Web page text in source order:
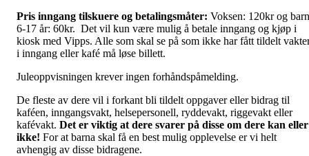
Pris inngang tilskuere og betalingsmåter: Voksen: 120kr og barn
6-17 år: 60kr. Det vil kun være mulig å betale inngang og kjøp i
kiosk med Vipps. Alle som skal se på som ikke har fått tildelt
i inngang eller kafé må løse billett.
Juleoppvisningen krever ingen forhåndspåmelding.
De fleste av dere vil i forkant bli tildelt oppgaver eller bidrag til
kaféen, inngangsvakt, helsepersonell, ryddevakt, riggevakt eller
kafévakt. Det er viktig at dere svarer på disse om dere kan eller
ikke! For at barna skal få en best mulig opplevelse er vi helt
avhengig av disse bidragene.